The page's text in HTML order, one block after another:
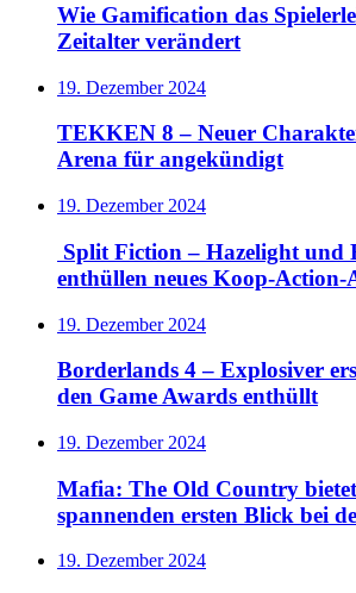
Wie Gamification das
Zeitalter verändert
19. Dezember 2024
TEKKEN 8 – Neuer
Arena für angekündigt
19. Dezember 2024
Split Fiction – Hazelight und
enthüllen neues Koop-Action-
19. Dezember 2024
Borderlands 4 – Explosiver
den Game Awards enthüllt
19. Dezember 2024
Mafia: The Old Country
spannenden ersten Blick bei
19. Dezember 2024